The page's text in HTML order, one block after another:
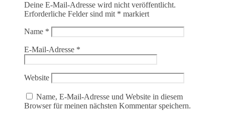
Deine E-Mail-Adresse wird nicht veröffentlicht.
Erforderliche Felder sind mit * markiert
Name *
E-Mail-Adresse *
Website
Name, E-Mail-Adresse und Website in diesem
Browser für meinen nächsten Kommentar speichern.